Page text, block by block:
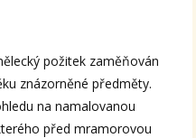
požitek zaměňován
znázorněné předměty.
na namalovanou
před mramorovou